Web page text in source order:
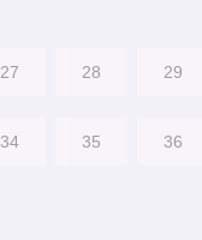
27 28 29
34 35 36